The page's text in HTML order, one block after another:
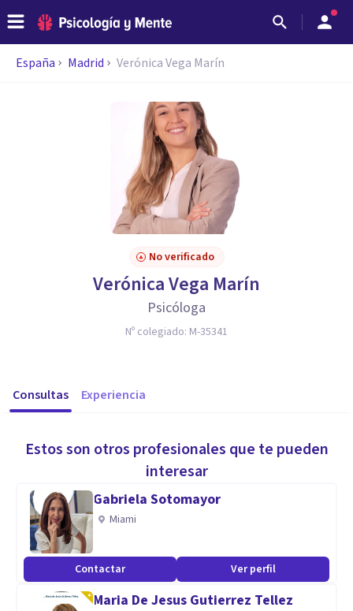
España Madrid Verónica Vega Marín
No verificado
Verónica Vega Marín
Psicóloga
Nº colegiado: M-35341
Consultas Experiencia
Estos son otros profesionales que te pueden
interesar
Gabriela Sotomayor
Miami
Contactar Ver perfil
Maria De Jesus Gutierrez Tellez